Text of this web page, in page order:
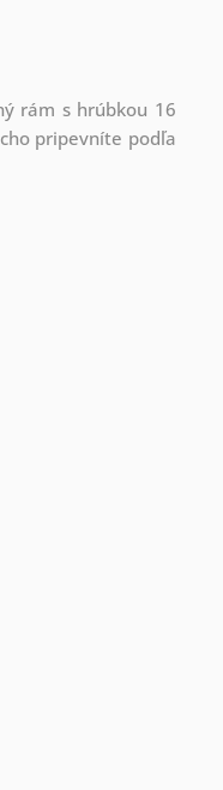
rám s hrúbkou 16
pripevníte podľa